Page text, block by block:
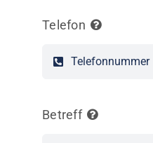
Telefon
Betreff